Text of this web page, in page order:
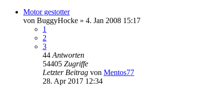
Motor gestotter
von BuggyHocke » 4. Jan 2008 15:17
1
2
3
44 Antworten
54405 Zugriffe
Letzter Beitrag von Mentos77
28. Apr 2017 12:34